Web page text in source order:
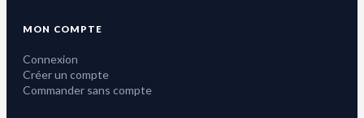
MON COMPTE
Connexion
Créer un compte
Commander sans compte